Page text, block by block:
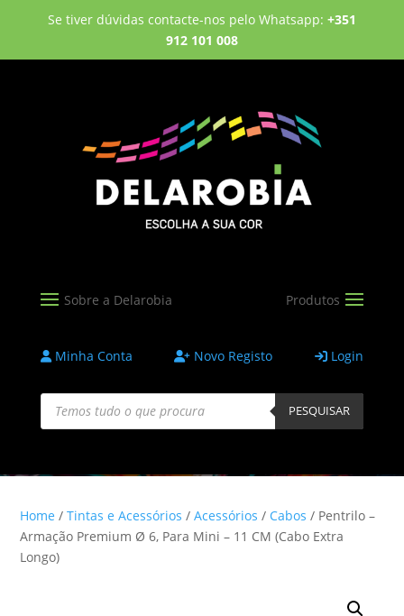
Se tiver dúvidas contacte-nos pelo Whatsapp: +351
912 101 008
Minha Conta Novo Registo Login
Products
search PESQUISAR
Home /Tintas e Acessórios /Acessórios / Cabos / Pentrilo –
Armação Premium Ø 6, Para Mini – 11 CM (Cabo Extra
Longo)